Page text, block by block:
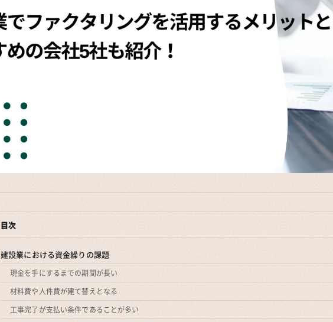
目次
建設業における資金繰りの課題
現金を手にするまでの期間が長い
材料費や人件費が建て替えとなる
工事完了が支払い条件であることが多い